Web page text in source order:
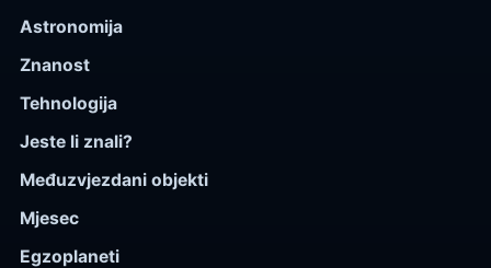
Astronomija
Znanost
Tehnologija
Jeste li znali?
Međuzvjezdani objekti
Mjesec
Egzoplaneti